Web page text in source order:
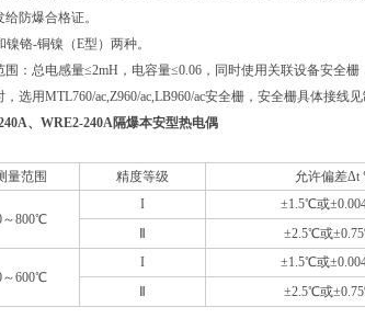
防爆合格证。
铬-铜镍（E型）两种。
：总电感量≤2mH，电容量≤0.06，同时使用关联设备安全栅
用MTL760/ac,Z960/ac,LB960/ac安全栅，安全栅具体接线见
、WRE2-240A隔爆本安型热电偶
量范围 精度等级 允许偏差Δt
～800℃
I ±1.5℃或
±2.5℃或
～600℃
I ±1.5℃或
±2.5℃或